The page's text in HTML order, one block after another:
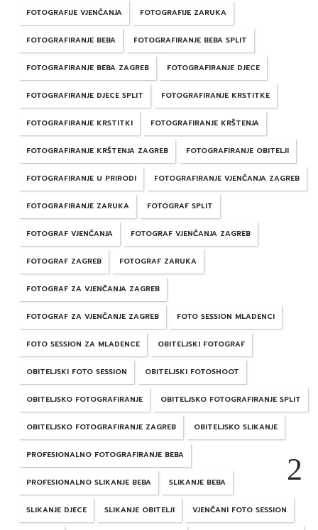
FOTOGRAFIJE VJENČANJA FOTOGRAFIJE ZARUKA
FOTOGRAFIRANJE BEBA FOTOGRAFIRANJE BEBA SPLIT
FOTOGRAFIRANJE BEBA ZAGREB FOTOGRAFIRANJE DJECE
FOTOGRAFIRANJE DJECE SPLIT FOTOGRAFIRANJE KRSTITKE
FOTOGRAFIRANJE KRSTITKI FOTOGRAFIRANJE KRŠTENJA
FOTOGRAFIRANJE KRŠTENJA ZAGREB FOTOGRAFIRANJE OBITELJI
FOTOGRAFIRANJE U PRIRODI FOTOGRAFIRANJE VJENČANJA ZAGREB
FOTOGRAFIRANJE ZARUKA FOTOGRAF SPLIT
FOTOGRAF VJENČANJA FOTOGRAF VJENČANJA ZAGREB
FOTOGRAF ZAGREB FOTOGRAF ZARUKA
FOTOGRAF ZA VJENČANJA ZAGREB
FOTOGRAF ZA VJENČANJE ZAGREB FOTO SESSION MLADENCI
FOTO SESSION ZA MLADENCE OBITELJSKI FOTOGRAF
OBITELJSKI FOTO SESSION OBITELJSKI FOTOSHOOT
OBITELJSKO FOTOGRAFIRANJE OBITELJSKO FOTOGRAFIRANJE SPLIT
OBITELJSKO FOTOGRAFIRANJE ZAGREB OBITELJSKO SLIKANJE
PROFESIONALNO FOTOGRAFIRANJE BEBA
PROFESIONALNO SLIKANJE BEBA SLIKANJE BEBA
SLIKANJE DJECE SLIKANJE OBITELJI VJENČANI FOTO SESSION